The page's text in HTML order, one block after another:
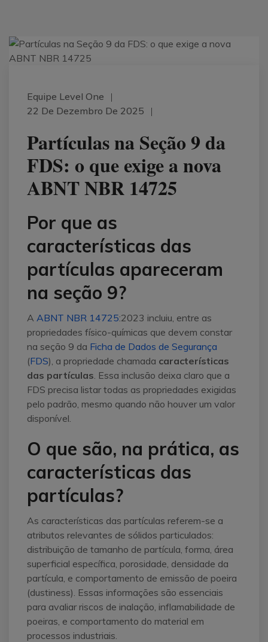
Equipe Level One
22 De Dezembro De 2025
Partículas na Seção 9 da
FDS: o que exige a nova
ABNT NBR 14725
Por que as
características das
partículas apareceram
na seção 9?
A ABNT NBR 14725:2023 incluiu, entre as
propriedades físico-químicas que devem constar
na seção 9 da Ficha de Dados de Segurança
(FDS), a propriedade chamada características
das partículas . Essa inclusão deixa claro que a
FDS precisa listar todas as propriedades exigidas
pelo padrão, mesmo quando não houver um valor
disponível.
O que são, na prática, as
características das
partículas?
As características das partículas referem-se a
atributos relevantes de sólidos particulados:
distribuição de tamanho de partícula, forma, área
superficial específica, porosidade, densidade da
partícula, e comportamento de emissão de poeira
(dustiness). Essas informações são essenciais
para avaliar riscos de inalação, inflamabilidade de
poeiras, e comportamento do material em
processos industriais.